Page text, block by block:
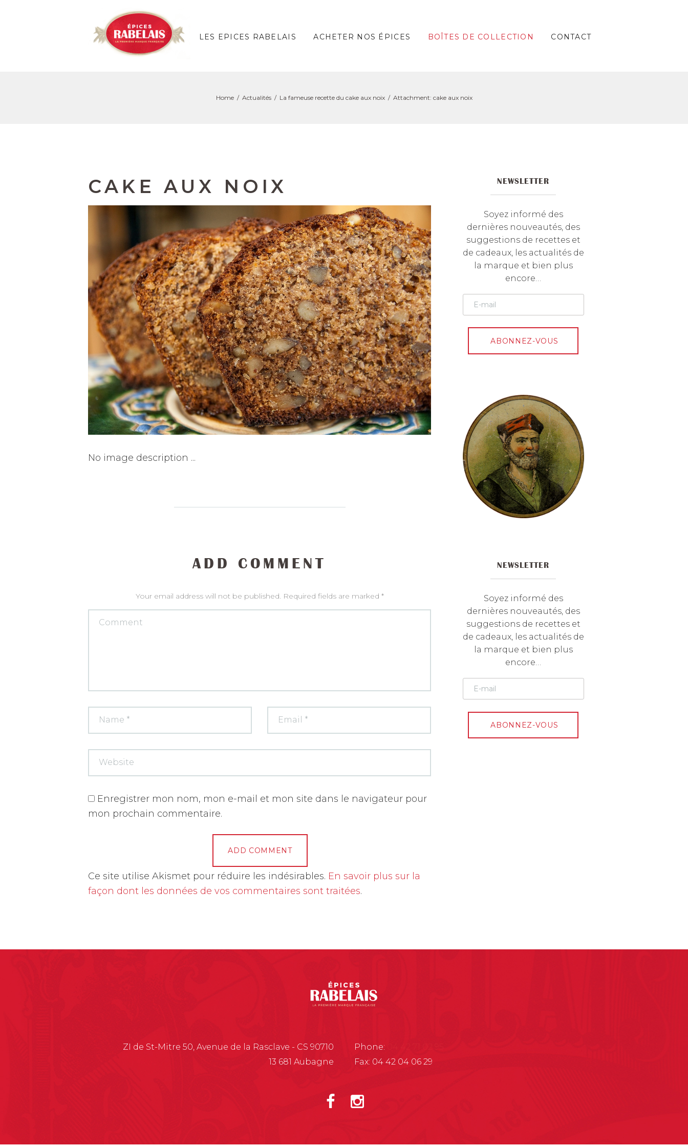
LES EPICES RABELAIS ACHETER NOS ÉPICES BOÎTES DE COLLECTION CONTACT
Home Actualités La fameuse recette du cake aux noix Attachment: cake aux noix
CAKE AUX NOIX
No image description ...
ADD COMMENT
Your email address will not be published. Required fields are marked *
Enregistrer mon nom, mon e-mail et mon site dans le navigateur pour
mon prochain commentaire.
A
l
n
Ce site utilise Akismet pour réduire les indésirables. En savoir plus sur la
façon dont les données de vos commentaires sont traitées.
NEWSLETTER
Soyez informé des
dernières nouveautés, des
suggestions de recettes et
de cadeaux, les actualités de
la marque et bien plus
encore…
NEWSLETTER
Soyez informé des
dernières nouveautés, des
suggestions de recettes et
de cadeaux, les actualités de
la marque et bien plus
encore…
Phone:
Fax: 04 42 04 06 29
ZI de St-Mitre 50, Avenue de la Rasclave - CS 90710
13 681 Aubagne